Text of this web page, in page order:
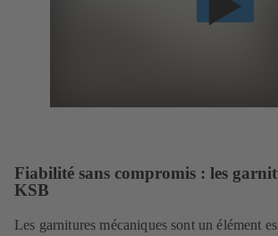
Fiabilité sans compromis : les
KSB
Les garnitures mécaniques sont un élément